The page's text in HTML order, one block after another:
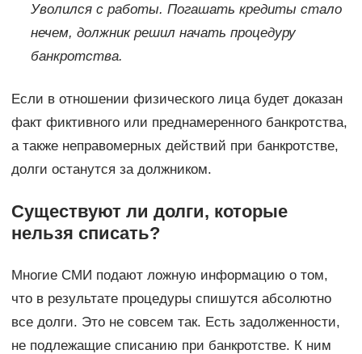
Уволился с работы. Погашать кредиты стало
нечем, должник решил начать процедуру
банкротства.
Если в отношении физического лица будет доказан
факт фиктивного или преднамеренного банкротства,
а также неправомерных действий при банкротстве,
долги останутся за должником.
Существуют ли долги, которые
нельзя списать?
Многие СМИ подают ложную информацию о том,
что в результате процедуры спишутся абсолютно
все долги. Это не совсем так. Есть задолженности,
не подлежащие списанию при банкротстве. К ним